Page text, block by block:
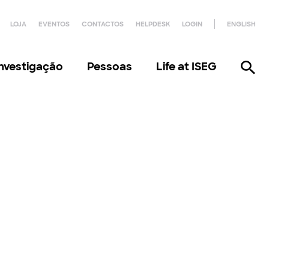
LOJA EVENTOS CONTACTOS HELPDESK LOGIN ENGLISH
Pessoas Life at ISEG